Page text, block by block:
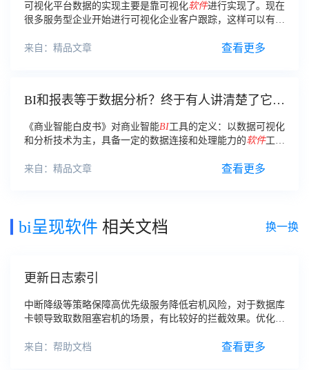
可视化平台数据的实现主要是靠可视化软件进行实现了。现在
很多服务型企业开始进行可视化企业客户跟踪，这样可以有效
据 管理呢？
来自：精品文章 查看更多
BI和报表等于数据分析？终于有人讲清楚了它们
《商业智能白皮书》对商业智能BI工具的定义：以数据可视化
和分析技术为主，具备一定的数据连接和处理能力的软件工
表、图形图表。
来自：精品文章 查看更多
bi呈现软件 相关文档 换一换
更新日志索引
中断降级等策略保障高优先级服务降低宕机风险，对于数据库
卡顿导致取数阻塞宕机的场景，有比较好的拦截效果。优化：
【帆软 软件】。移动端新增：FVS 移动
来自：帮助文档 查看更多